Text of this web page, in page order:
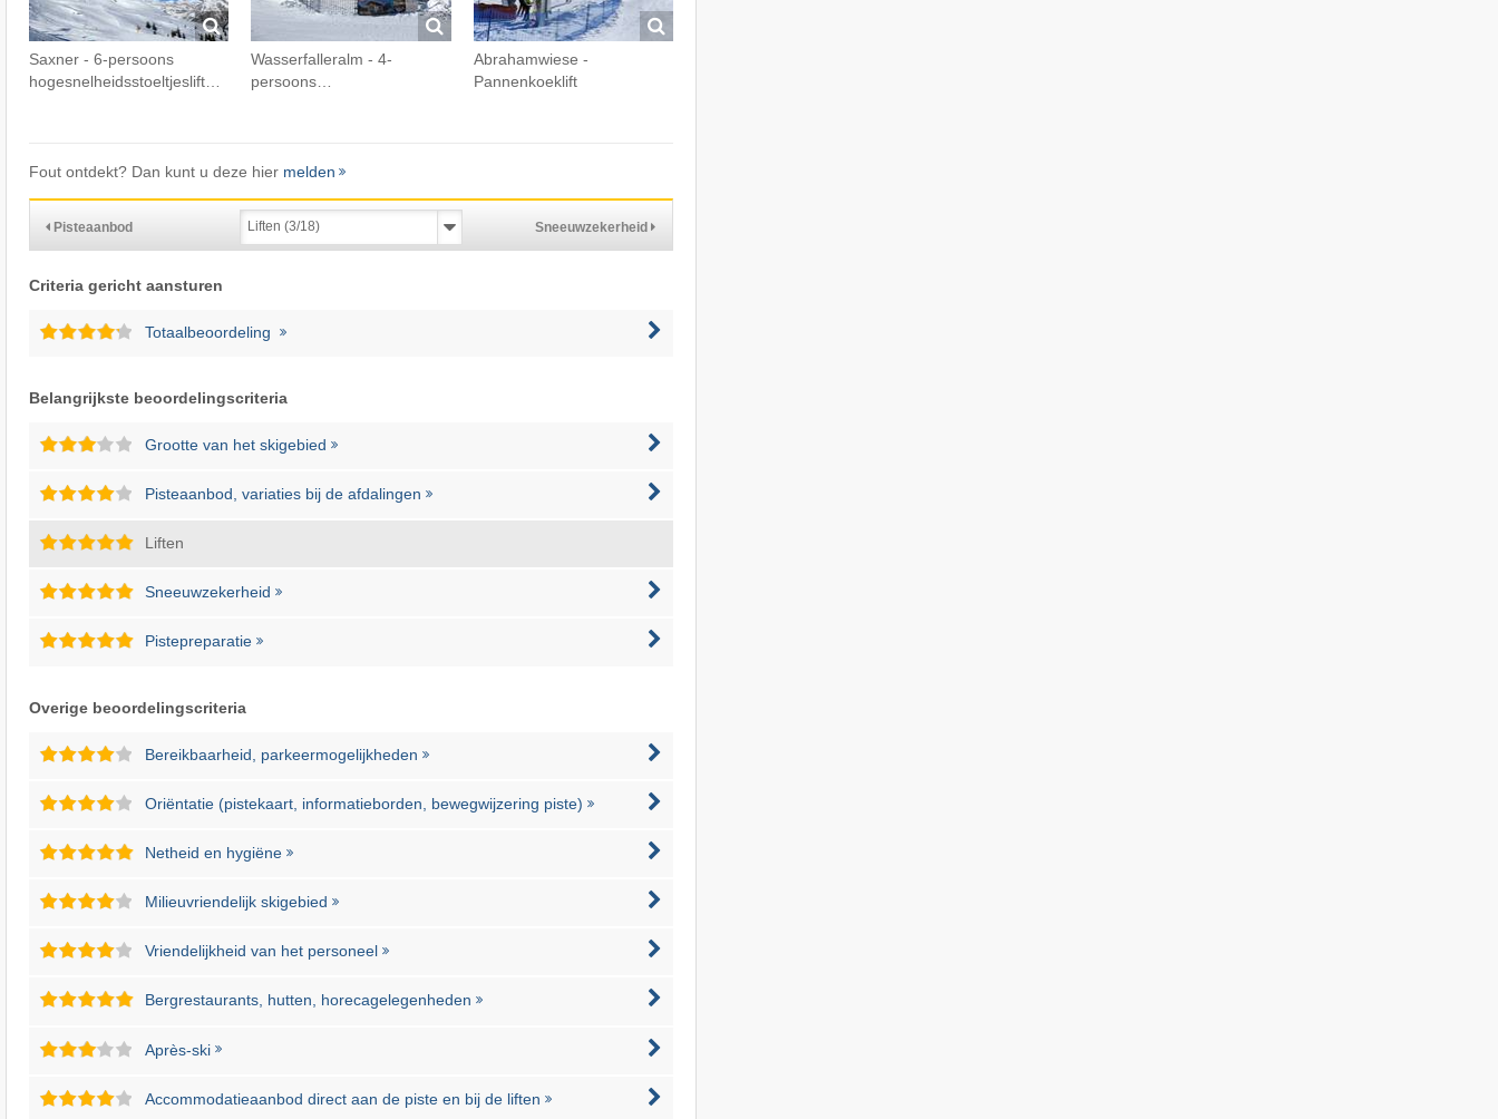
Saxner - 6-persoons
hogesnelheidsstoeltjeslift…
Wasserfalleralm - 4-
persoons…
Abrahamwiese -
Pannenkoeklift
Fout ontdekt? Dan kunt u deze hier melden
Pisteaanbod Sneeuwzekerheid
Criteria gericht aansturen
Totaalbeoordeling
Belangrijkste beoordelingscriteria
Grootte van het skigebied
Pisteaanbod, variaties bij de afdalingen
Liften
Sneeuwzekerheid
Pistepreparatie
Overige beoordelingscriteria
Bereikbaarheid, parkeermogelijkheden
Oriëntatie (pistekaart, informatieborden, bewegwijzering piste)
Netheid en hygiëne
Milieuvriendelijk skigebied
Vriendelijkheid van het personeel
Bergrestaurants, hutten, horecagelegenheden
Après-ski
Accommodatieaanbod direct aan de piste en bij de liften